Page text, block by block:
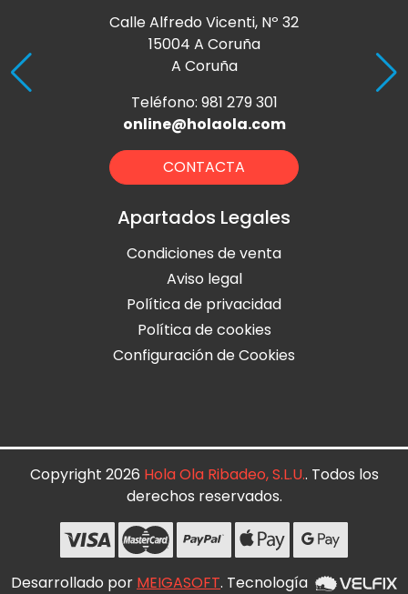
Calle Alfredo Vicenti, Nº 32
15004 A Coruña
A Coruña
Teléfono: 981 279 301
online@holaola.com
CONTACTA
Apartados Legales
Condiciones de venta
Aviso legal
Política de privacidad
Política de cookies
Configuración de Cookies
Copyright 2026 Hola Ola Ribadeo, S.L.U.. Todos los
derechos reservados.
Desarrollado por MEIGASOFT. Tecnología